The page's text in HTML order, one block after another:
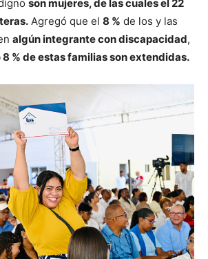
son mujeres, de las cuales el 22
Agregó que el 8 % de los y las
algún integrante con discapacidad,
% de estas familias son extendidas.